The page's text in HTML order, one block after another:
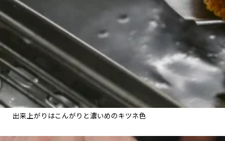
出来上がりはこんがりと濃いめのキツネ色